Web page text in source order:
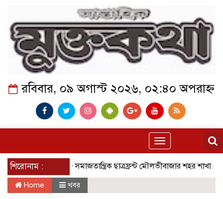
রবিবার, ০৯ অগাস্ট ২০২৬, ০২:৪০ অপরাহ্ন
Toggle
navigation
শিরোনাম :সমাজতান্ত্রিক ছাত্রফ্রন্ট মৌলভীবাজার শহর শাখা কেমন আছে
Home খবর